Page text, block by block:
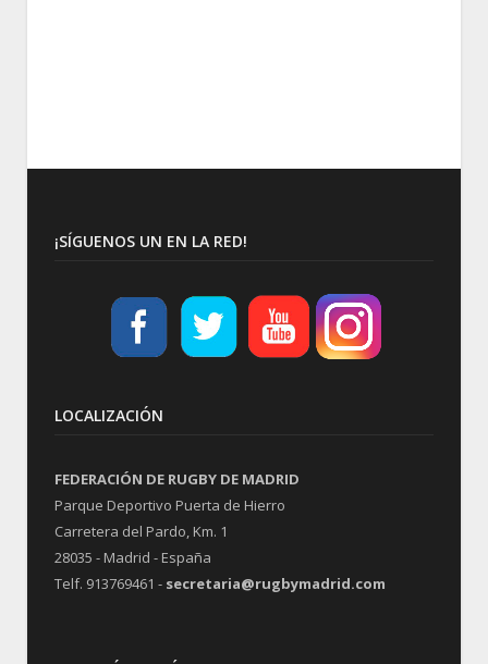
¡SÍGUENOS UN EN LA RED!
LOCALIZACIÓN
FEDERACIÓN DE RUGBY DE MADRID
Parque Deportivo Puerta de Hierro
Carretera del Pardo, Km. 1
28035 - Madrid - España
Telf. 913769461 - secretaria@rugbymadrid.com